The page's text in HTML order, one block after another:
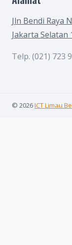
Jln Bendi Raya
Jakarta Selatan
Telp. (021) 723
© 2026ICT Limau